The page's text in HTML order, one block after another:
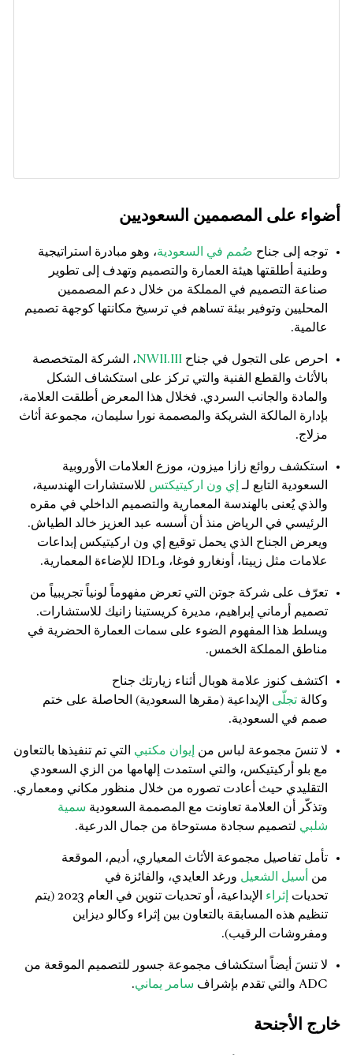
أضواء على المصممين السعوديين
توجه إلى جناح صُمم في السعودية، وهو مبادرة استراتيجية
وطنية أطلقتها هيئة العمارة والتصميم وتهدف إلى تطوير
صناعة التصميم في المملكة من خلال دعم المصممين
المحليين وتوفير بيئة تساهم في ترسيخ مكانتها كوجهة تصميم
عالمية.
احرص على التجول في جناح NWII.III، الشركة المتخصصة
بالأثاث والقطع الفنية والتي تركز على استكشاف الشكل
والمادة والجانب السردي. فخلال هذا المعرض أطلقت العلامة،
بإدارة المالكة الشريكة والمصممة نورا سليمان، مجموعة أثاث
مزلاج.
استكشف روائع زازا ميزون، موزع العلامات الأوروبية
السعودية التابع لـ إي ون اركيتيكتس للاستشارات الهندسية،
والذي يُعنى بالهندسة المعمارية والتصميم الداخلي في مقره
الرئيسي في الرياض منذ أن أسسه عبد العزيز خالد الطياش.
ويعرض الجناح الذي يحمل توقيع إي ون اركيتيكس إبداعات
علامات مثل زييتا، أونغارو فوغا، وIDL للإضاءة المعمارية.
تعرّف على شركة جوتن التي تعرض مفهوماً لونياً تجريبياً من
تصميم أرماني إبراهيم، مديرة كريستينا زانيك للاستشارات.
ويسلط هذا المفهوم الضوء على سمات العمارة الحضرية في
مناطق المملكة الخمس.
اكتشف كنوز علامة هوبال أثناء زيارتك جناح
وكالة تجلّى الإبداعية (مقرها السعودية) الحاصلة على ختم
صمم في السعودية.
لا تنسَ مجموعة لباس من إيوان مكتبي التي تم تنفيذها بالتعاون
مع بلو أركيتيكس، والتي استمدت إلهامها من الزي السعودي
التقليدي حيث أعادت تصوره من خلال منظور مكاني ومعماري.
وتذكّر أن العلامة تعاونت مع المصممة السعودية سمية
شلبي لتصميم سجادة مستوحاة من جمال الدرعية.
تأمل تفاصيل مجموعة الأثاث المعياري، أديم، الموقعة
من
أسيل الشعيل ورغد العايدي، والفائزة في
تحديات إثراء
الإبداعية، أو تحديات تنوين في العام 2023 (يتم
تنظيم هذه المسابقة بالتعاون بين إثراء وكالو ديزاين
ومفروشات الرقيب).
لا تنسَ أيضاً استكشاف مجموعة جسور للتصميم الموقعة من
ADC والتي تقدم بإشراف
سامر يماني.
خارج الأجنحة